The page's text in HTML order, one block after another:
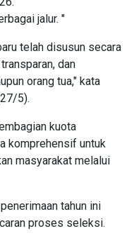
jalur. "
telah disusun secara
dan
orang tua," kata
5).
kuota
komprehensif untuk
masyarakat melalui
tahun ini
proses seleksi.